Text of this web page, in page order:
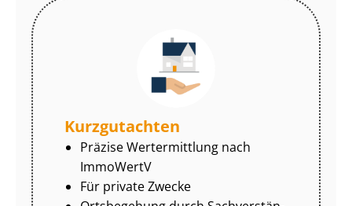
Kurzgutachten
Präzise Wertermittlung nach
ImmoWertV
Für private Zwecke